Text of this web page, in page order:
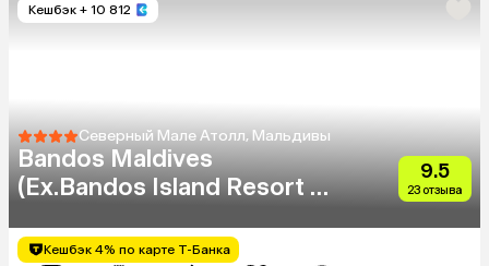
Кешбэк + 10 812
Северный Мале Атолл, Мальдивы
Bandos Maldives
(Ex.Bandos Island Resort &
9.5
23 отзыва
Кешбэк 4% по карте Т-Банка